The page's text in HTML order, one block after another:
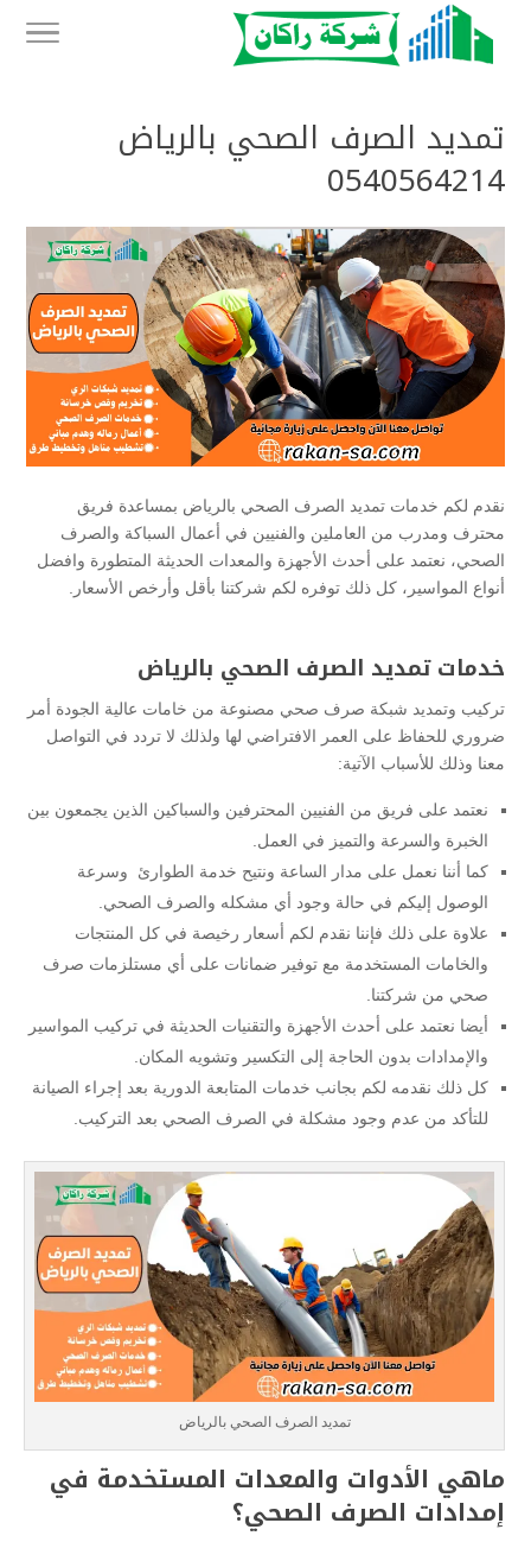
تمديد الصرف الصحي بالرياض
0540564214
نقدم لكم خدمات تمديد الصرف الصحي بالرياض بمساعدة فريق
محترف ومدرب من العاملين والفنيين في أعمال السباكة والصرف
الصحي، نعتمد على أحدث الأجهزة والمعدات الحديثة المتطورة وافضل
أنواع المواسير، كل ذلك توفره لكم شركتنا بأقل وأرخص الأسعار.
خدمات تمديد الصرف الصحي بالرياض
تركيب وتمديد شبكة صرف صحي مصنوعة من خامات عالية الجودة أمر
ضروري للحفاظ على العمر الافتراضي لها ولذلك لا تردد في التواصل
معنا وذلك للأسباب الآتية:
نعتمد على فريق من الفنيين المحترفين والسباكين الذين يجمعون بين
الخبرة والسرعة والتميز في العمل.
كما أننا نعمل على مدار الساعة ونتيح خدمة الطوارئ وسرعة
الوصول إليكم في حالة وجود أي مشكله والصرف الصحي.
علاوة على ذلك فإننا نقدم لكم أسعار رخيصة في كل المنتجات
والخامات المستخدمة مع توفير ضمانات على أي مستلزمات صرف
صحي من شركتنا.
أيضا نعتمد على أحدث الأجهزة والتقنيات الحديثة في تركيب المواسير
والإمدادات بدون الحاجة إلى التكسير وتشويه المكان.
كل ذلك نقدمه لكم بجانب خدمات المتابعة الدورية بعد إجراء الصيانة
للتأكد من عدم وجود مشكلة في الصرف الصحي بعد التركيب.
تمديد الصرف الصحي بالرياض
ماهي الأدوات والمعدات المستخدمة في
إمدادات الصرف الصحي؟